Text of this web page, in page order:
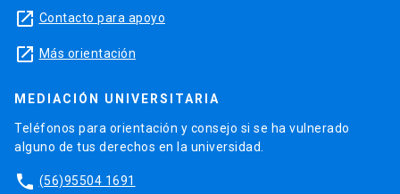
launch Contacto para apoyo
launch Más orientación
MEDIACIÓN UNIVERSITARIA
Teléfonos para orientación y consejo si se ha vulnerado
alguno de tus derechos en la universidad.
phone (56)95504 1691